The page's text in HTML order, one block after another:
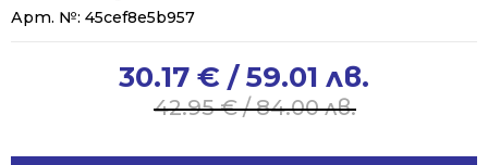
Арт. №: 45cef8e5b957
42.95€/ 84.00 лв.
42.95 €
30.17 € / 59.01 лв.
30.17 €